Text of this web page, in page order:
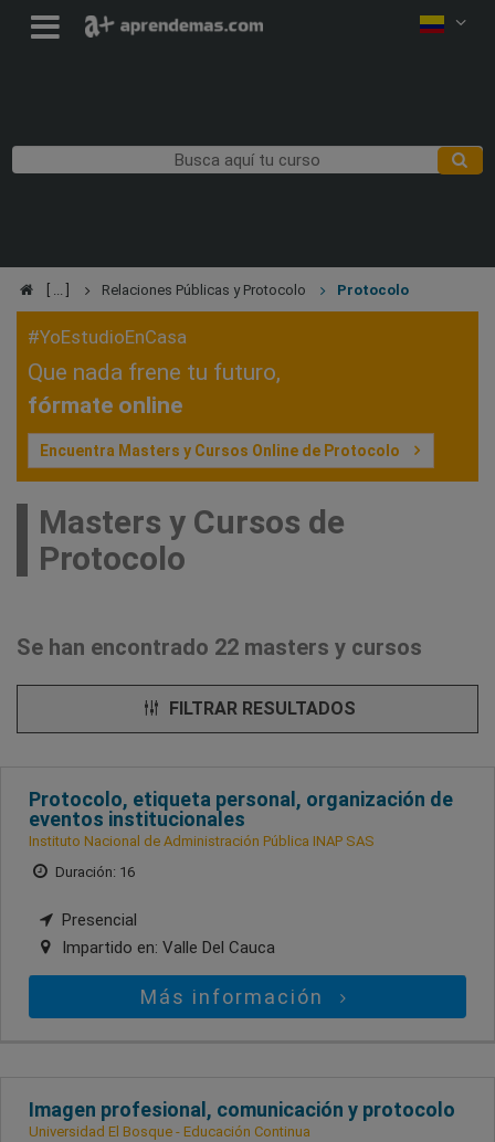
Relaciones Públicas y Protocolo Protocolo
#YoEstudioEnCasa
Que nada frene tu futuro,
fórmate online
Encuentra Masters y Cursos Online de Protocolo
Masters y Cursos de
Protocolo
Se han encontrado 22 masters y cursos
FILTRAR RESULTADOS
Protocolo, etiqueta personal, organización de
eventos institucionales
Instituto Nacional de Administración Pública INAP SAS
Duración: 16
Presencial
Impartido en: Valle Del Cauca
Más información
Imagen profesional, comunicación y protocolo
Universidad El Bosque - Educación Continua